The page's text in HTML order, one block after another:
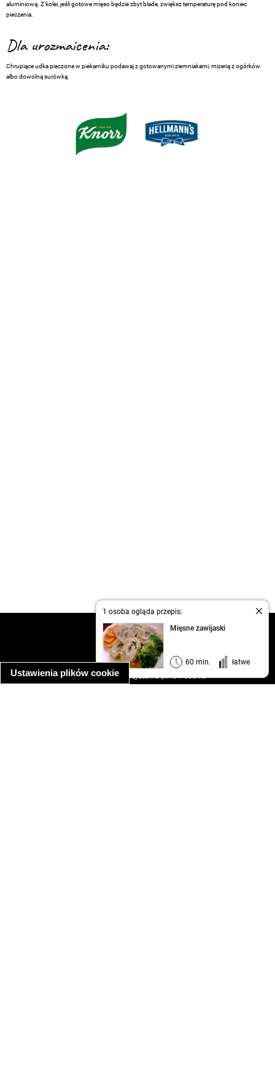
Ustawienia plików cookie
1 osoba ogląda przepis:
Mięsne zawijaski
60 min. łatwe
aluminiową. Z kolei, jeśli gotowe mięso będzie zbyt blade, zwiększ temperaturę pod koniec
pieczenia.
Dla urozmaicenia:
Chrupiące udka pieczone w piekarniku podawaj z gotowanymi ziemniakami, mizerią z ogórków
albo dowolną surówką.
kontakt
regulamin
informacja o prywatności
informacja o wykorzystaniu plików cookie